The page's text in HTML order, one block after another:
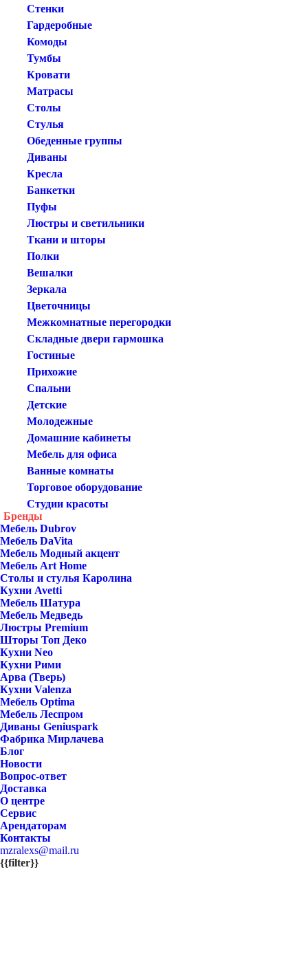
Стенки
Гардеробные
Комоды
Тумбы
Кровати
Матрасы
Столы
Стулья
Обеденные группы
Диваны
Кресла
Банкетки
Пуфы
Люстры и светильники
Ткани и шторы
Полки
Вешалки
Зеркала
Цветочницы
Межкомнатные перегородки
Складные двери гармошка
Гостиные
Прихожие
Спальни
Детские
Молодежные
Домашние кабинеты
Мебель для офиса
Ванные комнаты
Торговое оборудование
Студии красоты
Бренды
Мебель Dubrov
Мебель DaVita
Мебель Модный акцент
Мебель Art Home
Столы и стулья Каролина
Кухни Avetti
Мебель Шатура
Мебель Медведь
Люстры Premium
Шторы Топ Деко
Кухни Neo
Кухни Рими
Арва (Тверь)
Кухни Valenza
Мебель Optima
Мебель Леспром
Диваны Geniuspark
Фабрика Мирлачева
Блог
Новости
Вопрос-ответ
Доставка
О центре
Сервис
Арендаторам
Контакты
mzralexs@mail.ru
{{filter}}